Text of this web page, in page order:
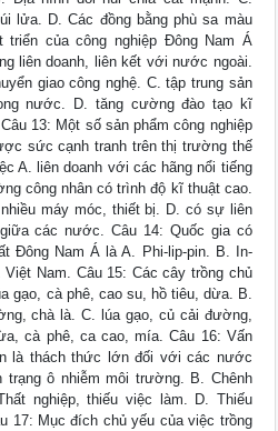
lửa. D. Các đồng bằng phù sa màu
của công nghiệp Đông Nam Á
liên doanh, liên kết với nước ngoài.
giao công nghệ. C. tập trung sản
nước. D. tăng cường đào tạo kĩ
13: Một số sản phẩm công nghiệp
sức cạnh tranh trên thị trường thế
A. liên doanh với các hãng nổi tiếng
công nhân có trình độ kĩ thuật cao.
máy móc, thiết bị. D. có sự liên
các nước. Câu 14: Quốc gia có
Đông Nam Á là A. Phi-lip-pin. B. In-
Việt Nam. Câu 15: Các cây trồng chủ
gạo, cà phê, cao su, hồ tiêu, dừa. B.
chà là. C. lúa gạo, củ cải đường,
cà phê, ca cao, mía. Câu 16: Vấn
là thách thức lớn đối với các nước
trạng ô nhiễm môi trường. B. Chênh
nghiệp, thiếu việc làm. D. Thiếu
17: Mục đích chủ yếu của việc trồng